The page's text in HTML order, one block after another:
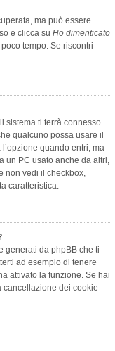
ma può essere
e clicca su Ho dimenticato
tempo. Se riscontri
sistema ti terrà connesso
qualcuno possa usare il
quando entri, ma
un PC usato anche da altri,
non vedi il checkbox,
caratteristica.
generati da phpBB che ti
ad esempio di tenere
attivato la funzione. Se hai
cancellazione dei cookie